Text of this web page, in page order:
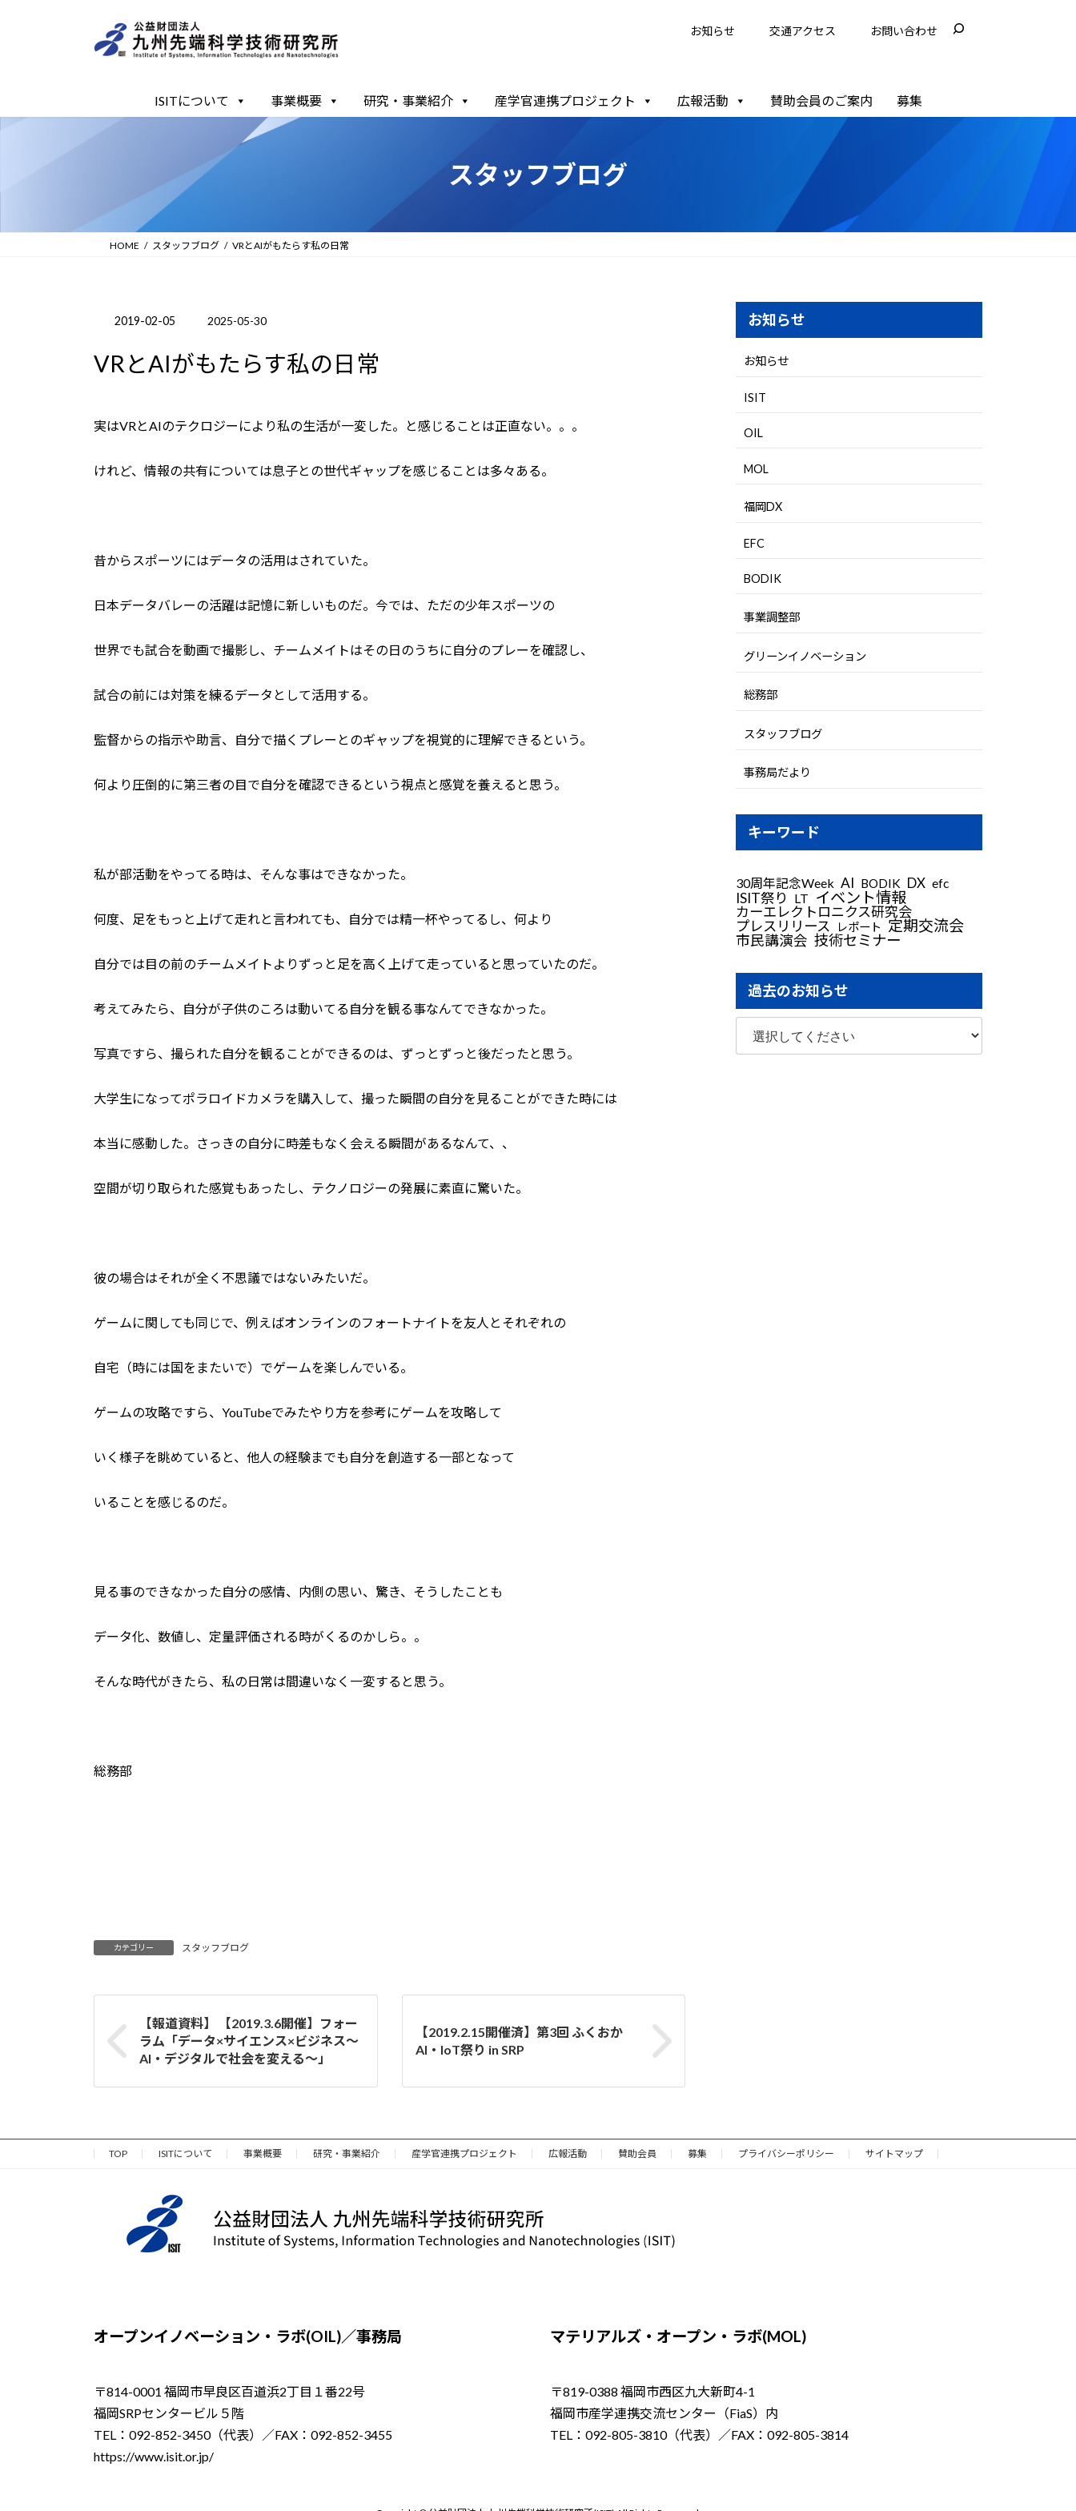
お知らせ 交通アクセス お問い合わせ
ISITについて 事業概要 研究・事業紹介 産学官連携プロジェクト 広報活動 賛助会員のご案内 募集
スタッフブログ
HOME スタッフブログ VRとAIがもたらす私の日常
2019-02-05
最
新
2025-05-30
VRとAIがもたらす私の日常
実はVRとAIのテクロジーにより私の生活が一変した。と感じることは正直ない。。。
けれど、情報の共有については息子との世代ギャップを感じることは多々ある。
昔からスポーツにはデータの活用はされていた。
日本データバレーの活躍は記憶に新しいものだ。今では、ただの少年スポーツの
世界でも試合を動画で撮影し、チームメイトはその日のうちに自分のプレーを確認し、
試合の前には対策を練るデータとして活用する。
監督からの指示や助言、自分で描くプレーとのギャップを視覚的に理解できるという。
何より圧倒的に第三者の目で自分を確認できるという視点と感覚を養えると思う。
私が部活動をやってる時は、そんな事はできなかった。
何度、足をもっと上げて走れと言われても、自分では精一杯やってるし、何より
自分では目の前のチームメイトよりずっと足を高く上げて走っていると思っていたのだ。
考えてみたら、自分が子供のころは動いてる自分を観る事なんてできなかった。
写真ですら、撮られた自分を観ることができるのは、ずっとずっと後だったと思う。
大学生になってポラロイドカメラを購入して、撮った瞬間の自分を見ることができた時には
本当に感動した。さっきの自分に時差もなく会える瞬間があるなんて、、
空間が切り取られた感覚もあったし、テクノロジーの発展に素直に驚いた。
彼の場合はそれが全く不思議ではないみたいだ。
ゲームに関しても同じで、例えばオンラインのフォートナイトを友人とそれぞれの
自宅（時には国をまたいで）でゲームを楽しんでいる。
ゲームの攻略ですら、YouTubeでみたやり方を参考にゲームを攻略して
いく様子を眺めていると、他人の経験までも自分を創造する一部となって
いることを感じるのだ。
見る事のできなかった自分の感情、内側の思い、驚き、そうしたことも
データ化、数値し、定量評価される時がくるのかしら。。
そんな時代がきたら、私の日常は間違いなく一変すると思う。
総務部
カテゴリー スタッフブログ
【報道資料】 【2019.3.6開催】フォー
ラム「データ×サイエンス×ビジネス～
AI・デジタルで社会を変える～」
【2019.2.15開催済】第3回 ふくおか
AI・IoT祭り in SRP
お知らせ
お知らせ
ISIT
OIL
MOL
福岡DX
EFC
BODIK
事業調整部
グリーンイノベーション
総務部
スタッフブログ
事務局だより
キーワード
30周年記念Week AI BODIK DX efc
ISIT祭り LT イベント情報
カーエレクトロニクス研究会
プレスリリース
レポート 定期交流会
市民講演会 技術セミナー
過去のお知らせ
TOP ISITについて 事業概要 研究・事業紹介 産学官連携プロジェクト 広報活動 賛助会員 募集 プライバシーポリシー サイトマップ
オープンイノベーション・ラボ(OIL)／事務局
〒814-0001 福岡市早良区百道浜2丁目１番22号
福岡SRPセンタービル５階
TEL：092-852-3450（代表）／FAX：092-852-3455
https://www.isit.or.jp/
マテリアルズ・オープン・ラボ(MOL)
〒819-0388 福岡市西区九大新町4-1
福岡市産学連携交流センター（FiaS）内
TEL：092-805-3810（代表）／FAX：092-805-3814